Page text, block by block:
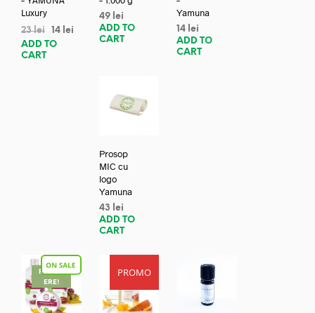
Luxury
23lei 14 lei
ADD TO
CART
49 lei
ADD TO
CART
Yamuna
14 lei
ADD TO
CART
Prosop
MIC cu
logo
Yamuna
43
lei
ADD TO
CART
REDUC
ERE!
PROMO